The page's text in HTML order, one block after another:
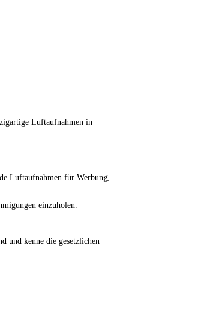
Luftaufnahmen in
Luftaufnahmen für Werbung,
einzuholen.
und kenne die gesetzlichen